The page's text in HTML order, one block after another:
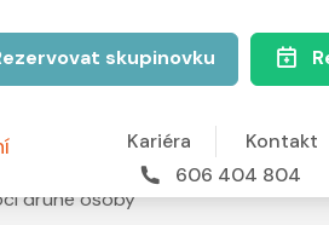
skupinovku
Kariéra
Kontakt
606 404 804
druhé osoby